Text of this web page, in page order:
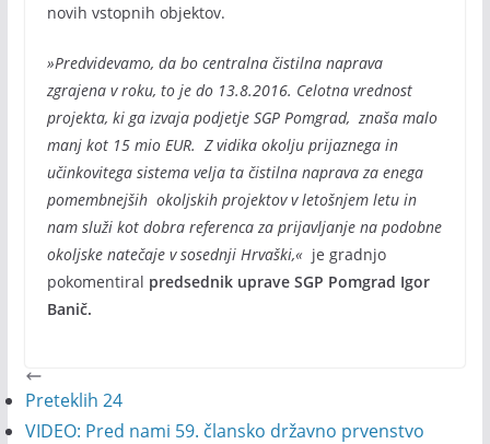
novih vstopnih objektov.
»Predvidevamo, da bo centralna čistilna naprava
zgrajena v roku, to je do 13.8.2016. Celotna vrednost
projekta, ki ga izvaja podjetje SGP Pomgrad, znaša malo
manj kot 15 mio EUR. Z vidika okolju prijaznega in
učinkovitega sistema velja ta čistilna naprava za enega
pomembnejših okoljskih projektov v letošnjem letu in
nam služi kot dobra referenca za prijavljanje na podobne
okoljske natečaje v sosednji Hrvaški,« je gradnjo
pokomentiral predsednik uprave SGP Pomgrad Igor
Banič.
Preteklih 24
VIDEO: Pred nami 59. člansko državno prvenstvo